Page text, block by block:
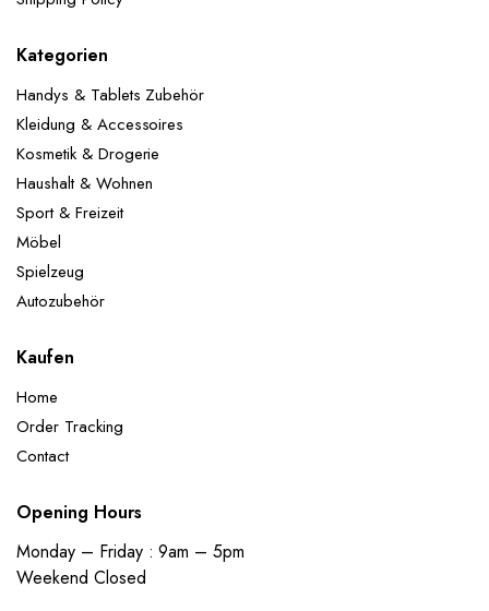
Kategorien
Handys & Tablets Zubehör
Kleidung & Accessoires
Kosmetik & Drogerie
Haushalt & Wohnen
Sport & Freizeit
Möbel
Spielzeug
Autozubehör
Kaufen
Home
Order Tracking
Contact
Opening Hours
Monday – Friday : 9am – 5pm
Weekend Closed